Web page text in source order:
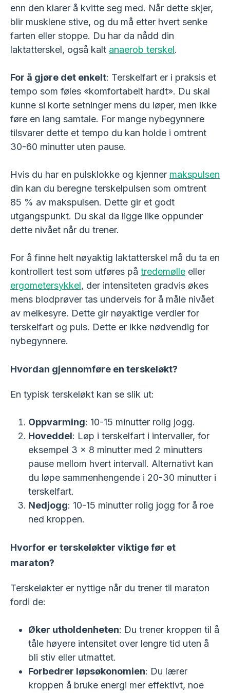
enn den klarer å kvitte seg med. Når dette skjer,
blir musklene stive, og du må etter hvert senke
farten eller stoppe. Du har da nådd din
laktatterskel, også kalt anaerob terskel.
For å gjøre det enkelt: Terskelfart er i praksis et
tempo som føles «komfortabelt hardt». Du skal
kunne si korte setninger mens du løper, men ikke
føre en lang samtale. For mange nybegynnere
tilsvarer dette et tempo du kan holde i omtrent
30-60 minutter uten pause.
Hvis du har en pulsklokke og kjenner makspulsen
din kan du beregne terskelpulsen som omtrent
85 % av makspulsen. Dette gir et godt
utgangspunkt. Du skal da ligge like oppunder
dette nivået når du trener.
For å finne helt nøyaktig laktatterskel må du ta en
kontrollert test som utføres på tredemølle eller
ergometersykkel, der intensiteten gradvis økes
mens blodprøver tas underveis for å måle nivået
av melkesyre. Dette gir nøyaktige verdier for
terskelfart og puls. Dette er ikke nødvendig for
nybegynnere.
Hvordan gjennomføre en terskeløkt?
En typisk terskeløkt kan se slik ut:
Oppvarming: 10-15 minutter rolig jogg.
Hoveddel: Løp i terskelfart i intervaller, for
eksempel 3 x 8 minutter med 2 minutters
pause mellom hvert intervall. Alternativt kan
du løpe sammenhengende i 20-30 minutter i
terskelfart.
Nedjogg: 10-15 minutter rolig jogg for å roe
ned kroppen.
Hvorfor er terskeløkter viktige før et
maraton?
Terskeløkter er nyttige når du trener til maraton
fordi de:
Øker utholdenheten: Du trener kroppen til å
tåle høyere intensitet over lengre tid uten å
bli stiv eller utmattet.
Forbedrer løpsøkonomien: Du lærer
kroppen å bruke energi mer effektivt, noe